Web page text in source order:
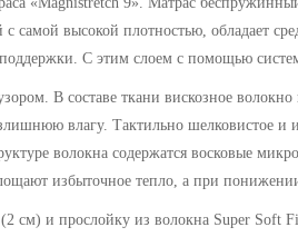
высокой плотностью, обладает
С этим слоем с помощью
В составе ткани вискозное
влагу. Тактильно шелковистое и
волокна содержатся восковые
избыточное тепло, а при
см) и прослойку из волокна Super Soft